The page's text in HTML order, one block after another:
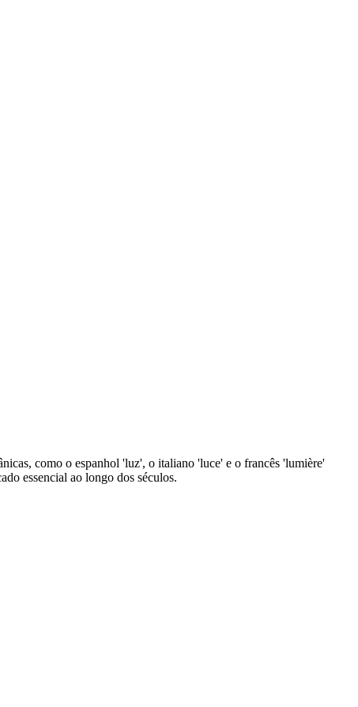
como o espanhol 'luz', o italiano 'luce' e o francês 'lumière'
essencial ao longo dos séculos.